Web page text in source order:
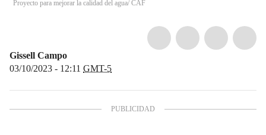
Proyecto para mejorar la calidad del agua/ CAF
Gissell Campo
03/10/2023 - 12:11 GMT-5